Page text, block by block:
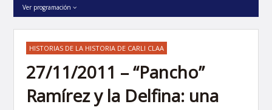
Ver programación
HISTORIAS DE LA HISTORIA DE CARLI CLAA
27/11/2011 – “Pancho”
Ramírez y la Delfina: una